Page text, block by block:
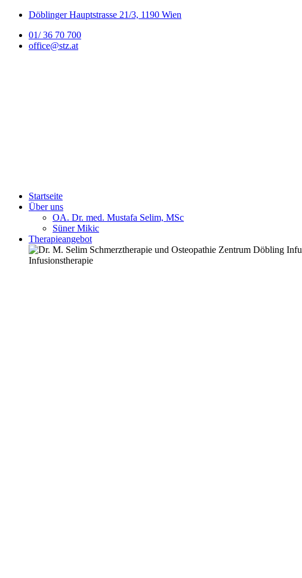
Döblinger Hauptstrasse 21/3, 1190 Wien
01/ 36 70 700
office@stz.at
Startseite
Über uns
OA. Dr. med. Mustafa Selim, MSc
Süner Mikic
Therapieangebot
Infusionstherapie